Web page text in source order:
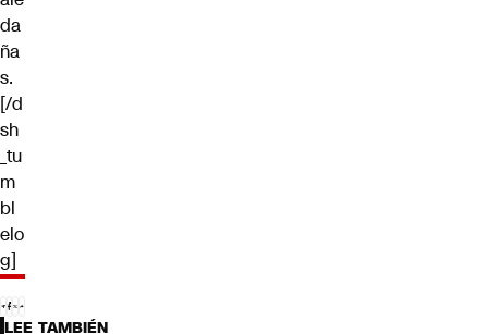
da
ña
s.
[/d
sh
_tu
m
bl
elo
g]
LEE TAMBIÉN